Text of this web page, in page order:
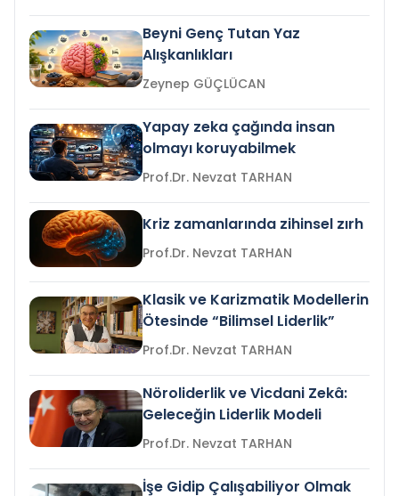
Beyni Genç Tutan Yaz
Alışkanlıkları
Zeynep GÜÇLÜCAN
Yapay zeka çağında insan
olmayı koruyabilmek
Prof.Dr. Nevzat TARHAN
Kriz zamanlarında zihinsel zırh
Prof.Dr. Nevzat TARHAN
Klasik ve Karizmatik Modellerin
Ötesinde “Bilimsel Liderlik”
Prof.Dr. Nevzat TARHAN
Nöroliderlik ve Vicdani Zekâ:
Geleceğin Liderlik Modeli
Prof.Dr. Nevzat TARHAN
İşe Gidip Çalışabiliyor Olmak